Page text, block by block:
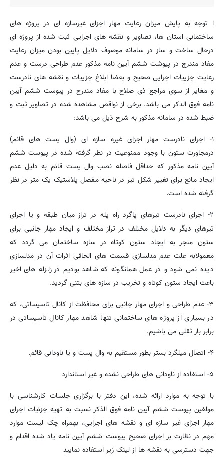
ا توجه به پایش میزان رعایت مهار اجزای غیرسازه ای در پروژه های
ساختمانی استان ها، تصاویر و نقشه های اجرایی ثبت شده از پروژه ای
درحال ساخت و ساز در سامانه موصوف دلایل پایین بودن میزان رعایت
مفاد مندرج در پیوشت ششم آیین نامه مذکور عدم طراحی درست و عدم
رعایت جزییات اجرایی صحیح و بعضا ابلاغ جزییات و نقشه های نادرست
و مغایر از سوی مراجع ذی صلاح با مفاد مندرج در پیوست ششم آیین
نامه فوق الذکر می باشد. برخی از نواقص مشاهده شده در تصاویر ثبت و
ضبط شده در سامانه مذکور به شرح ذیل می باشد:
۱- اجرای نادرست مهار اجزای غیره سازه ای (وال پست های قائم)
درمجاورت ستون با وجود ممنوعیت در نظر گرفته شده در پیوست ششم
آیین نامه مذکور که حداقل فاصله نصب وال پست قائم به دلیل عدم
ایجاد مانع برای تغییر شکل تیر در ناحیه مفصل پلاستیک یک متر در نظر
گرفته شده است.
۲- اجرای نادرست تیرهای پاگرد راه پله در تراز میان طبقه و یا اجرای
تیرهای دیگر به دلایل مختلف در تراز مختلف و ایجاد مهار جانبی برای
ستون منجر به ایجاد ستون کوتاه در سازه ساختمان می گردد که
معمولابه علت عدم مدلسازی قسمت های الحاقی اثرات آن در مدلسازی
دیده نمی شود و در عمل همانگونه که شاهد بودیم در زلزله های اخیر
باعث ایجاد ستون کوتاه و تخریب در سازه های بتنی گردید.
۳- عدم طراحی و اجرای مهار جانبی برای محافظت از کانال تاسیساتی، که
در بسیاری از پروژه های ساختمانی تنها شاهد مهار کانال تاسیساتی در
برابر بار ثقلی می باشیم.
۴- اتصال میلگرد بستر بطور مستقیم به وال پست و یا ناودانی قائم.
۵- استفاده از ناودانی های طراحی نشده و غیر استاندارد
با توجه به موارد ارائه شده، این دفتر با برگزاری جلسات کارشناسی با
مولفین پیوست ششم آیین نامه فوق الذکر نسبت به تهیه جزئیات اجرای
مهار اجزای غیر سازه ای و نقشه های اجرایی، بهمراه چک لیست موارد
مهم در نظارت بر اجرای صحیح پیوست ششم آیین نامه یاد شده اقدام و
جهت دسترسی به نقشه ها از لینک زیر استفاده نمایید